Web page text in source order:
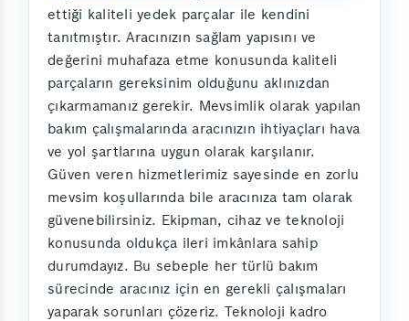
ettiği kaliteli yedek parçalar ile kendini
tanıtmıştır. Aracınızın sağlam yapısını ve
değerini muhafaza etme konusunda kaliteli
parçaların gereksinim olduğunu aklınızdan
çıkarmamanız gerekir. Mevsimlik olarak yapılan
bakım çalışmalarında aracınızın ihtiyaçları hava
ve yol şartlarına uygun olarak karşılanır.
Güven veren hizmetlerimiz sayesinde en zorlu
mevsim koşullarında bile aracınıza tam olarak
güvenebilirsiniz. Ekipman, cihaz ve teknoloji
konusunda oldukça ileri imkânlara sahip
durumdayız. Bu sebeple her türlü bakım
sürecinde aracınız için en gerekli çalışmaları
yaparak sorunları çözeriz. Teknoloji kadro